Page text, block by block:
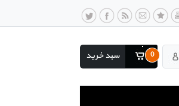
سبد خرید 0